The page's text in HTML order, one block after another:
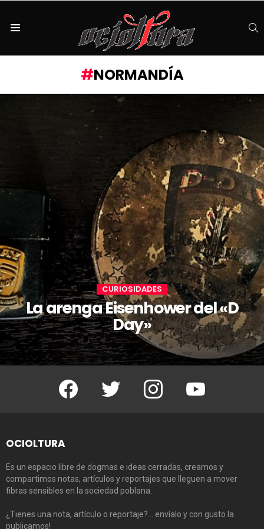
NORMANDÍA
CURIOSIDADES
La arenga Eisenhower del «D
Day»
Facebook Twitter Instagram Youtube
OCIOLTURA
Es un espacio libre de dogmas e ideas cerradas, creamos y
compartimos notas, artículos y reportajes que lleguen a mover
fibras sensibles en la sociedad poblana.
¿Tienes una nota, artículo o reportaje?… envíalo y con gusto la
publicamos!